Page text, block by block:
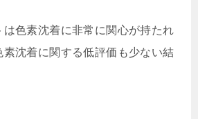
色素沈着に非常に関心が持たれ
沈着に関する低評価も少ない結